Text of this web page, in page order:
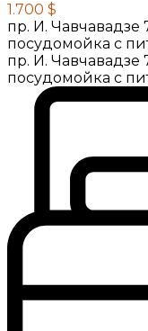
1.700 $
пр. И. Чавчавадзе
посудомойка с
пр. И. Чавчавадзе
посудомойка с